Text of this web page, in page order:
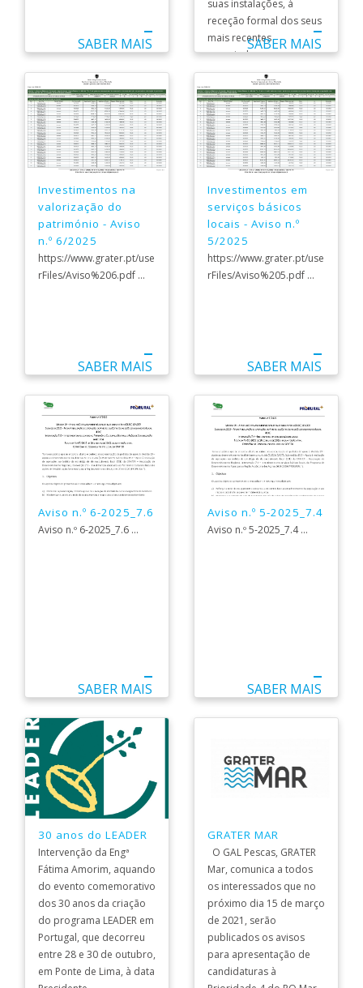
SABER MAIS
suas instalações, à
receção formal dos seus
mais recentes
associados ...
SABER MAIS
Investimentos na
valorização do
património - Aviso
n.º 6/2025
https://www.grater.pt/use
rFiles/Aviso%206.pdf ...
SABER MAIS
Investimentos em
serviços básicos
locais - Aviso n.º
5/2025
https://www.grater.pt/use
rFiles/Aviso%205.pdf ...
SABER MAIS
Aviso n.º 6-2025_7.6
Aviso n.º 6-2025_7.6 ...
SABER MAIS
Aviso n.º 5-2025_7.4
Aviso n.º 5-2025_7.4 ...
SABER MAIS
30 anos do LEADER
Intervenção da Engª
Fátima Amorim, aquando
do evento comemorativo
dos 30 anos da criação
do programa LEADER em
Portugal, que decorreu
entre 28 e 30 de outubro,
em Ponte de Lima, à data
GRATER MAR
O GAL Pescas, GRATER
Mar, comunica a todos
os interessados que no
próximo dia 15 de março
de 2021, serão
publicados os avisos
para apresentação de
candidaturas à